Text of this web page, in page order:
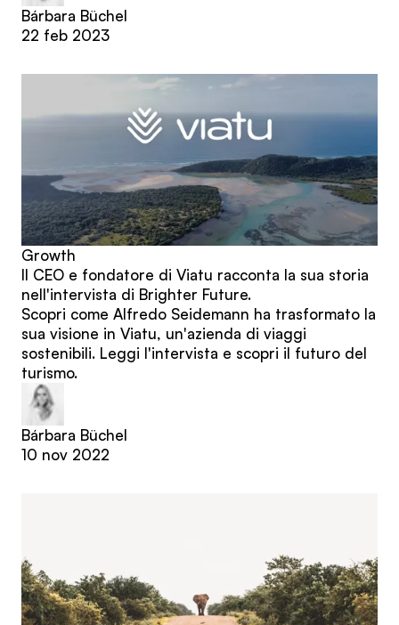
Bárbara Büchel
22 feb 2023
Growth
Il CEO e fondatore di Viatu racconta la sua storia
nell'intervista di Brighter Future.
Scopri come Alfredo Seidemann ha trasformato la
sua visione in Viatu, un'azienda di viaggi
sostenibili. Leggi l'intervista e scopri il futuro del
turismo.
Bárbara Büchel
10 nov 2022